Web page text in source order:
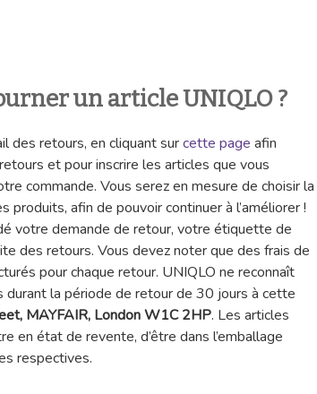
un article UNIQLO ?
des retours, en cliquant surcette page afin
et pour inscrire les articles que vous
commande. Vous serez en mesure de choisir la
produits, afin de pouvoir continuer à l’améliorer !
votre demande de retour, votre étiquette de
des retours. Vous devez noter que des frais de
pour chaque retour. UNIQLO ne reconnaît
durant la période de retour de 30 jours à cette
MAYFAIR, London W1C 2HP. Les articles
en état de revente, d’être dans l’emballage
respectives.